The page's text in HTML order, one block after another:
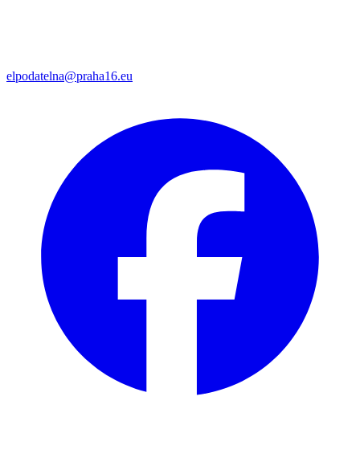
elpodatelna@praha16.eu